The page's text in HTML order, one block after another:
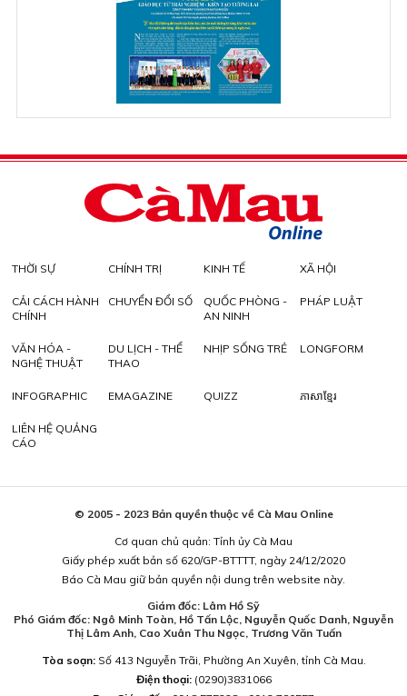
THỜI SỰ CHÍNH TRỊ KINH TẾ XÃ HỘI
CẢI CÁCH HÀNH
CHÍNH
CHUYỂN ĐỔI SỐ
QUỐC PHÒNG -
AN NINH
PHÁP LUẬT
VĂN HÓA -
NGHỆ THUẬT
DU LỊCH - THỂ
THAO
NHỊP SỐNG TRẺ LONGFORM
INFOGRAPHIC EMAGAZINE QUIZZ ភាសាខ្មែរ
LIÊN HỆ QUẢNG
CÁO
© 2005 - 2023 Bản quyền thuộc về Cà Mau Online
Cơ quan chủ quản: Tỉnh ủy Cà Mau
Giấy phép xuất bản số 620/GP-BTTTT, ngày 24/12/2020
Báo Cà Mau giữ bản quyền nội dung trên website này.
Giám đốc: Lâm Hồ Sỹ
Phó Giám đốc: Ngô Minh Toàn, Hồ Tấn Lộc, Nguyễn Quốc Danh, Nguyễn
Thị Lâm Anh, Cao Xuân Thu Ngọc, Trương Văn Tuấn
Tòa soạn:Số 413 Nguyễn Trãi, Phường An Xuyên, tỉnh Cà Mau.
Điện thoại: (0290)3831066